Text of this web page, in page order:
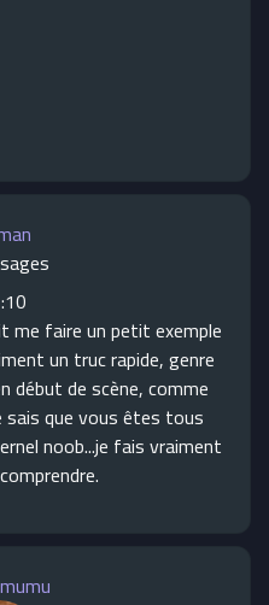
me faire un petit exemple
un truc rapide, genre
début de scène, comme
sais que vous êtes tous
noob...je fais vraiment